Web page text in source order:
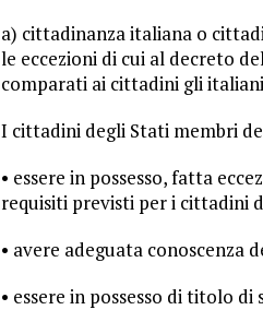
a) cittadinanza italiana o
le eccezioni di cui al decreto
comparati ai cittadini gli
I cittadini degli Stati membri
• essere in possesso, fatta
requisiti previsti per i cittadini
• avere adeguata conoscenza
• essere in possesso di titolo